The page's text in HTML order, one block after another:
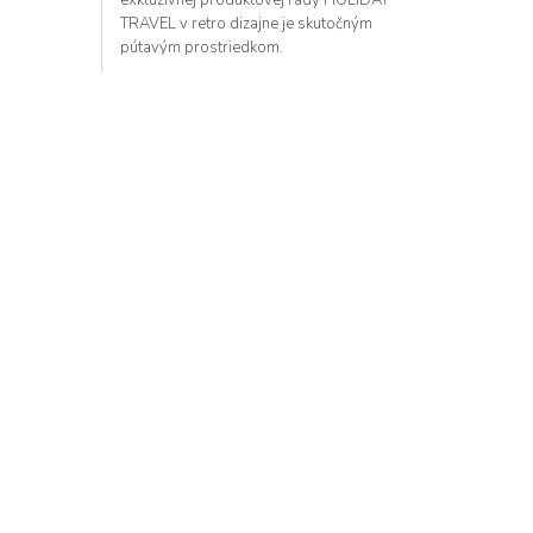
TRAVEL v retro dizajne je skutočným
pútavým prostriedkom.